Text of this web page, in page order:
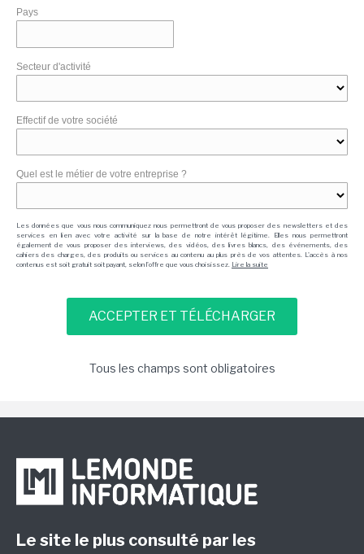
Pays
Secteur d'activité
Effectif de votre société
Quel est le métier de votre entreprise ?
Les données que vous nous communiquez nous permettront de vous proposer des newsletters et des
services en lien avec votre activité sur la base de notre intérêt légitime. Elles nous permettront
également de vous proposer des interviews, des vidéos, des livres blancs, des événements, des
cahiers des charges, des produits ou services au contenu au plus près de vos attentes. L'accès à nos
contenus est soit gratuit soit payant, selon l'offre que vous choisissez. Lire la suite
Tous les champs sont obligatoires
Le site le plus consulté par les